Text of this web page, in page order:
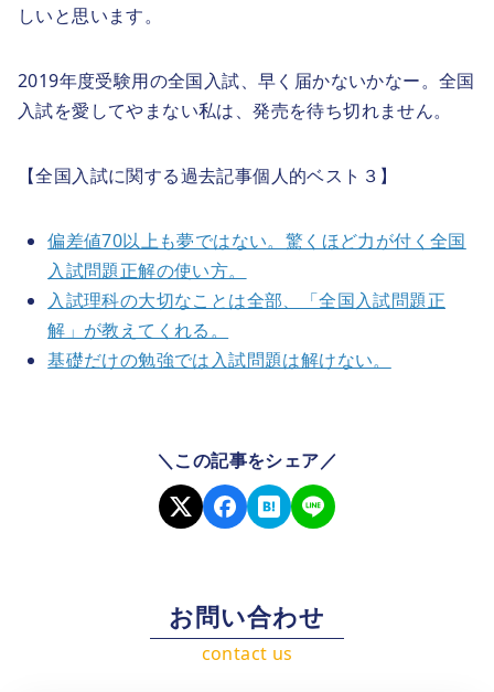
しいと思います。
2019年度受験用の全国入試、早く届かないかなー。全国
入試を愛してやまない私は、発売を待ち切れません。
【全国入試に関する過去記事個人的ベスト３】
偏差値70以上も夢ではない。驚くほど力が付く全国
入試問題正解の使い方。
入試理科の大切なことは全部、「全国入試問題正
解」が教えてくれる。
基礎だけの勉強では入試問題は解けない。
＼この記事をシェア／
お問い合わせ